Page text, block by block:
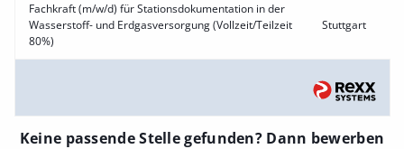
Fachkraft (m/w/d) für Stationsdokumentation in der
Wasserstoff- und Erdgasversorgung (Vollzeit/Teilzeit
80%)
Stuttgart
Keine passende Stelle gefunden? Dann bewerben